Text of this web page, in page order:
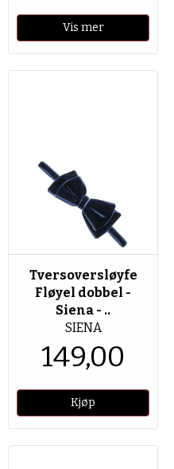
Vis mer
Tversoversløyfe
Fløyel dobbel -
Siena - ..
SIENA
149,00